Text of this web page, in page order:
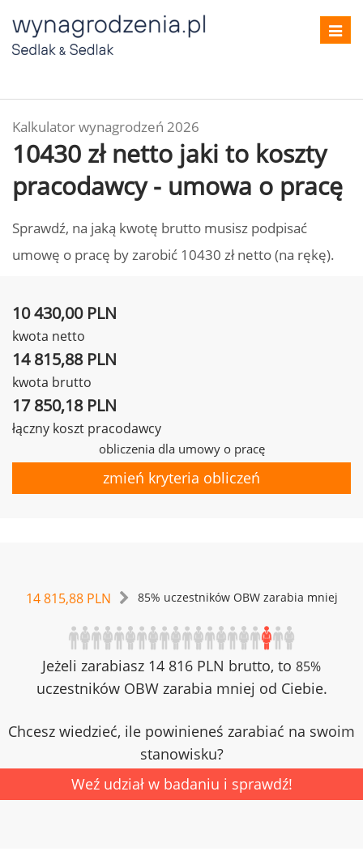
Kalkulator wynagrodzeń 2026
10430 zł netto jaki to koszty
pracodawcy - umowa o pracę
Sprawdź, na jaką kwotę brutto musisz podpisać
umowę o pracę by zarobić 10430 zł netto (na rękę).
10 430,00 PLN
kwota netto
14 815,88 PLN
kwota brutto
17 850,18 PLN
łączny koszt pracodawcy
obliczenia dla umowy o pracę
zmień kryteria obliczeń
14 815,88 PLN 85% uczestników OBW zarabia mniej
Jeżeli zarabiasz 14 816 PLN brutto, to 85%
uczestników OBW zarabia mniej od Ciebie.
Chcesz wiedzieć, ile powinieneś zarabiać na swoim
stanowisku?
Weź udział w badaniu i sprawdź!